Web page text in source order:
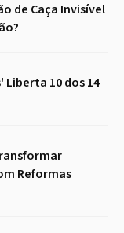
de Caça Invisível
Liberta 10 dos 14
Reformas